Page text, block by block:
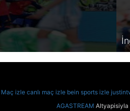
Maç izle canlı maç izle bein sports izle
AGASTREAM Altyapisiyla